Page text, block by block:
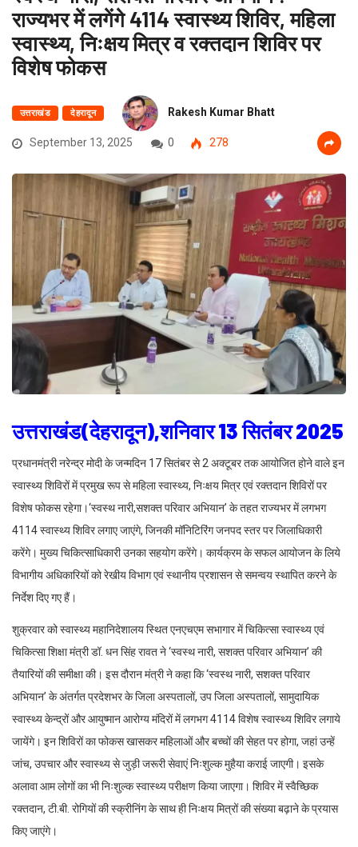
राज्यभर में लगेंगे 4114 स्वास्थ्य शिविर, महिला
स्वास्थ्य, निःक्षय मित्र व रक्तदान शिविर पर
विशेष फोकस
उत्तराखंड देहरादून Rakesh Kumar Bhatt
September 13, 2025 0 278
उत्तराखंड(देहरादून),शनिवार 13 सितंबर 2025
प्रधानमंत्री नरेन्द्र मोदी के जन्मदिन 17 सितंबर से 2 अक्टूबर तक आयोजित होने वाले इन
स्वास्थ्य शिविरों में प्रमुख रूप से महिला स्वास्थ्य, निःक्षय मित्र एवं रक्तदान शिविरों पर
विशेष फोकस रहेगा।‘स्वस्थ नारी,सशक्त परिवार अभियान’ के तहत राज्यभर में लगभग
4114 स्वास्थ्य शिविर लगाए जाएंगे, जिनकी मॉनिटिरिंग जनपद स्तर पर जिलाधिकारी
करेंगे। मुख्य चिकित्साधिकारी उनका सहयोग करेंगे। कार्यक्रम के सफल आयोजन के लिये
विभागीय अधिकारियों को रेखीय विभाग एवं स्थानीय प्रशासन से समन्वय स्थापित करने के
निर्देश दिए गए हैं।
शुक्रवार को स्वास्थ्य महानिदेशालय स्थित एनएचएम सभागार में चिकित्सा स्वास्थ्य एवं
चिकित्सा शिक्षा मंत्री डॉ. धन सिंह रावत ने ‘स्वस्थ नारी, सशक्त परिवार अभियान’ की
तैयारियों की समीक्षा की। इस दौरान मंत्री ने कहा कि ‘स्वस्थ नारी, सशक्त परिवार
अभियान’ के अंतर्गत प्रदेशभर के जिला अस्पतालों, उप जिला अस्पतालों, सामुदायिक
स्वास्थ्य केन्द्रों और आयुष्मान आरोग्य मंदिरों में लगभग 4114 विशेष स्वास्थ्य शिविर लगाये
जायेंगे। इन शिविरों का फोकस खासकर महिलाओं और बच्चों की सेहत पर होगा, जहां उन्हें
जांच, उपचार और स्वास्थ्य से जुड़ी जरूरी सेवाएं निःशुल्क मुहैया कराई जाएगी। इसके
अलावा आम लोगों का भी निःशुल्क स्वास्थ्य परीक्षण किया जाएगा। शिविर में स्वैच्छिक
रक्तदान, टी.बी. रोगियों की स्क्रीनिंग के साथ ही निःक्षय मित्रों की संख्या बढ़ाने के प्रयास
किए जाएंगे।